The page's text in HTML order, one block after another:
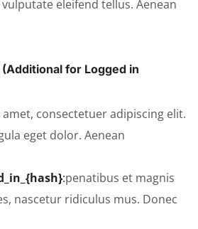
eleifend tellus. Aenean
for Logged in
consectetuer adipiscing elit.
eget dolor. Aenean
:penatibus et magnis
nascetur ridiculus mus. Donec